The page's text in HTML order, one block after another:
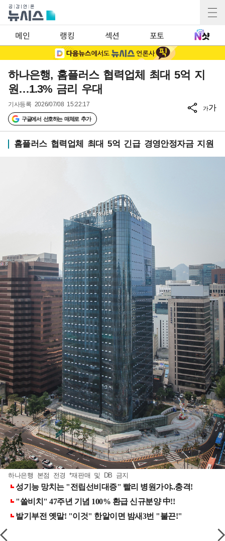
메인 랭킹 섹션 포토
하나은행, 홈플러스 협력업체 최대 5억 지
원…1.3% 금리 우대
기사등록 2026/07/08 15:22:17
구글에서 선호하는 매체로 추가
가가
홈플러스 협력업체 최대 5억 긴급 경영안정자금 지원
하나은행 본점 전경 *재판매 및 DB 금지